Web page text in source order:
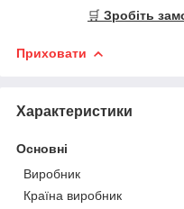
🛒 Зробіть
Приховати
Характеристики
Основні
Виробник
Країна виробник